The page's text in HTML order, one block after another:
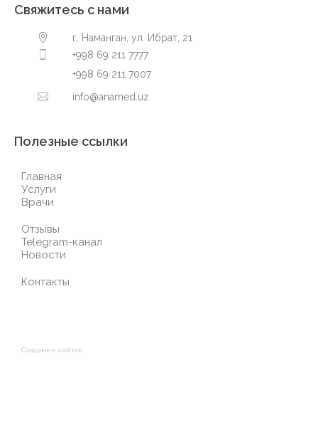
Свяжитесь с нами
г. Наманган, ул. Ибрат, 21
+998 69 211 7777
+998 69 211 7007
info@anamed.uz
Полезные ссылки
Главная
Услуги
Врачи
Отзывы
Telegram-канал
Новости
Контакты
Создание сайтов